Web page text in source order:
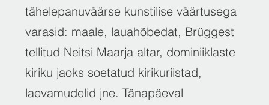
tähelepanuväärse kunstilise väärtusega
varasid: maale, lauahõbedat, Brüggest
tellitud Neitsi Maarja altar, dominiiklaste
kiriku jaoks soetatud kirikuriistad,
laevamudelid jne. Tänapäeval